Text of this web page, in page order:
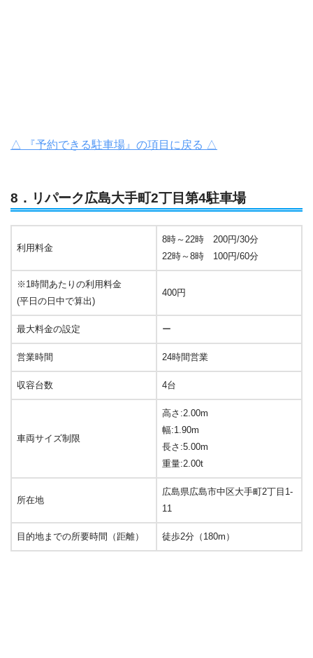
△ 『予約できる駐車場』の項目に戻る △
8．リパーク広島大手町2丁目第4駐車場
利用料金
8時～22時 200円/30分
22時～8時 100円/60分
※1時間あたりの利用料金
(平日の日中で算出)
400円
最大料金の設定 ー
営業時間 24時間営業
収容台数 4台
車両サイズ制限
高さ:2.00m
幅:1.90m
長さ:5.00m
重量:2.00t
所在地
広島県広島市中区大手町2丁目1-
11
目的地までの所要時間（距離） 徒歩2分（180m）